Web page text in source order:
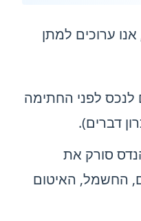
ערוכים למתן
לנכס לפני החתימה
דברים).
סורק את
החשמל, האיטום